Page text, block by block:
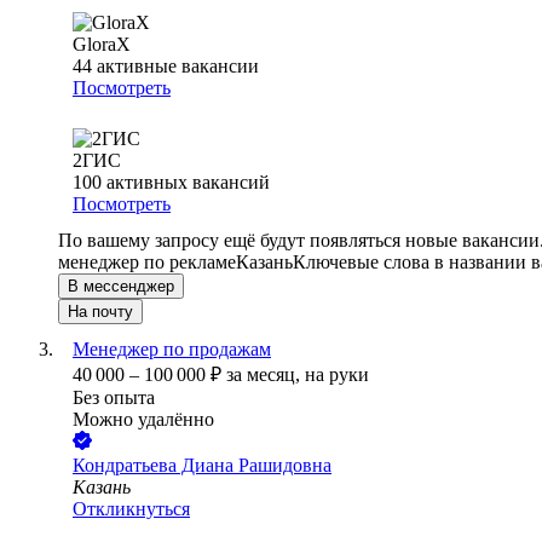
GloraX
44 активные вакансии
Посмотреть
2ГИС
100 активных вакансий
Посмотреть
По вашему запросу ещё будут появляться новые
менеджер по рекламеКазаньКлючевые слова в названии
В мессенджер
На почту
Менеджер по продажам
40 000 – 100 000 ₽ за месяц, на руки
Без опыта
Можно удалённо
Кондратьева Диана Рашидовна
Казань
Откликнуться